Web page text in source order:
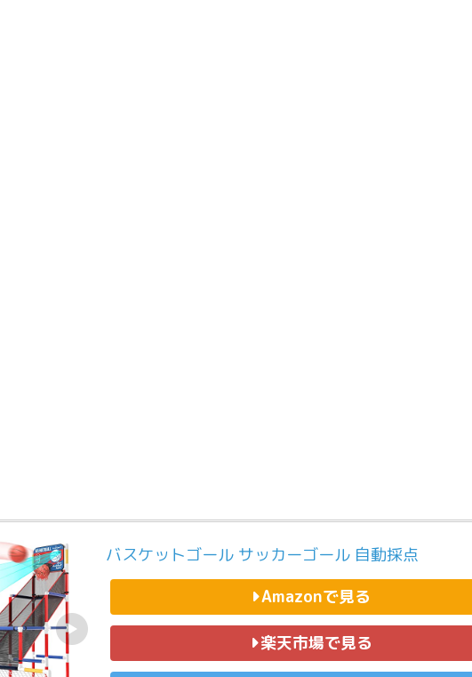
バスケットゴール サッカーゴール 自動採点
Amazonで見る
楽天市場で見る